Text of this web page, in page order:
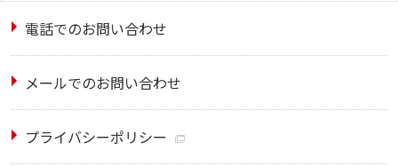
電話でのお問い合わせ
メールでのお問い合わせ
プライバシーポリシー